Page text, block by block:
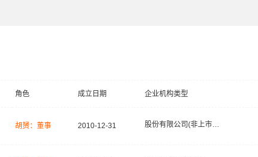
角色 成立日期 企业机构类型
胡赟：董事 2010-12-31 股份有限公司(非上市、自然人投资或控股)